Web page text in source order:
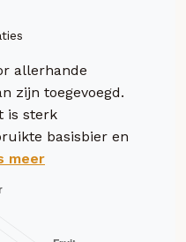
allerhande
zijn toegevoegd.
is sterk
basisbier en
meer